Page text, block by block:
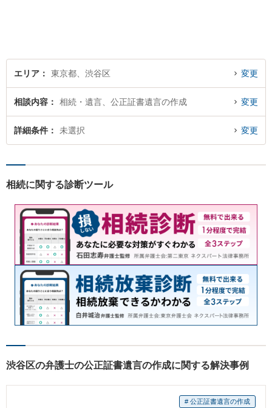
エリア 東京都、渋谷区 変更
相談内容 相続・遺言、公正証書遺言の作成 変更
詳細条件 未選択 変更
相続に関する診断ツール
渋谷区の弁護士の公正証書遺言の作成に関する解決事例
# 公正証書遺言の作成